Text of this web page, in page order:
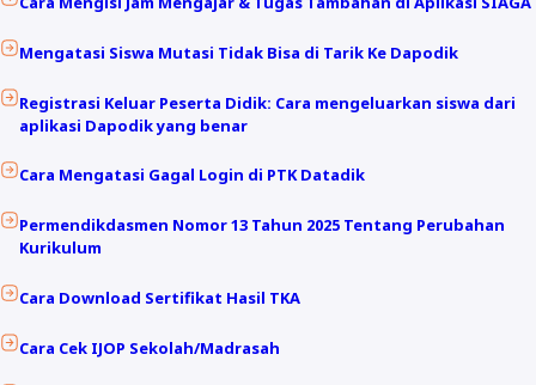
Mengatasi Siswa Mutasi Tidak Bisa di Tarik Ke Dapodik
Registrasi Keluar Peserta Didik: Cara mengeluarkan siswa dari
aplikasi Dapodik yang benar
Cara Mengatasi Gagal Login di PTK Datadik
Permendikdasmen Nomor 13 Tahun 2025 Tentang Perubahan
Kurikulum
Cara Download Sertifikat Hasil TKA
Cara Cek IJOP Sekolah/Madrasah